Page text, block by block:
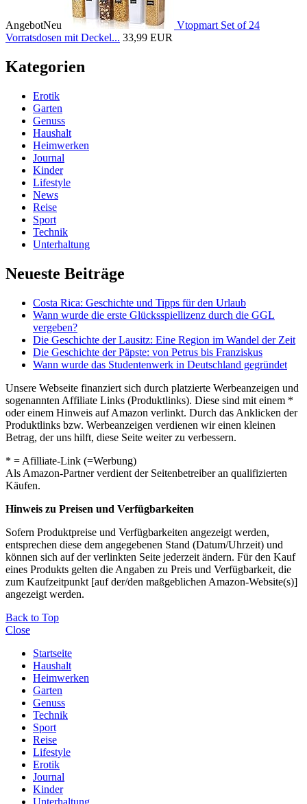
AngebotNeu
Vtopmart Set of 24
Vorratsdosen mit Deckel... 33,99 EUR
Kategorien
Erotik
Garten
Genuss
Haushalt
Heimwerken
Journal
Kinder
Lifestyle
News
Reise
Sport
Technik
Unterhaltung
Neueste Beiträge
Costa Rica: Geschichte und Tipps für den Urlaub
Wann wurde die erste Glücksspiellizenz durch die GGL
vergeben?
Die Geschichte der Lausitz: Eine Region im Wandel der Zeit
Die Geschichte der Päpste: von Petrus bis Franziskus
Wann wurde das Studentenwerk in Deutschland gegründet
Unsere Webseite finanziert sich durch platzierte Werbeanzeigen und
sogenannten Affiliate Links (Produktlinks). Diese sind mit einem *
oder einem Hinweis auf Amazon verlinkt. Durch das Anklicken der
Produktlinks bzw. Werbeanzeigen verdienen wir einen kleinen
Betrag, der uns hilft, diese Seite weiter zu verbessern.
* = Afilliate-Link (=Werbung)
Als Amazon-Partner verdient der Seitenbetreiber an qualifizierten
Käufen.
Hinweis zu Preisen und Verfügbarkeiten
Sofern Produktpreise und Verfügbarkeiten angezeigt werden,
entsprechen diese dem angegebenen Stand (Datum/Uhrzeit) und
können sich auf der verlinkten Seite jederzeit ändern. Für den Kauf
eines Produkts gelten die Angaben zu Preis und Verfügbarkeit, die
zum Kaufzeitpunkt [auf der/den maßgeblichen Amazon-Website(s)]
angezeigt werden.
Back to Top
Close
Startseite
Haushalt
Heimwerken
Garten
Genuss
Technik
Sport
Reise
Lifestyle
Erotik
Journal
Kinder
Unterhaltung